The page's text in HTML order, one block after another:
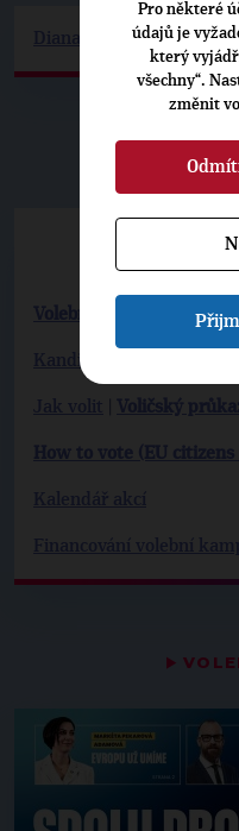
Kandidátní listina
▶
Pro některé
údajů je
který
všechny“.
změnit